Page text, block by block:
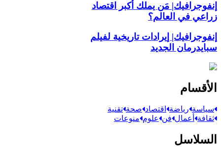
إنفوجرافيك| مَن يملك أكبر اقتصاد
زراعي في العالم؟
إنفوجرافيك| إيرادات تاريخية لفيلم
سبايدرمان الجديد
الأقسام
سياسة رياضة اقتصاد صحة تقنية
ثقافة أعمال فن علوم منوعات
السلاسل